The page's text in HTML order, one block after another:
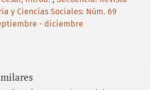
y Ciencias Sociales: Núm. 69
- diciembre